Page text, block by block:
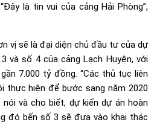
là tin vui của cảng Hải Phòng”,
vị sẽ là đại diện chủ đầu tư của dự
và số 4 của cảng Lạch Huyện, với
7.000 tỷ đồng. “Các thủ tục liên
thực hiện để bước sang năm 2020
nói và cho biết, dự kiến dự án hoàn
đó bến số 3 sẽ đưa vào khai thác